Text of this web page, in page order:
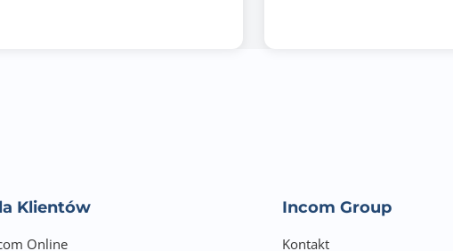
Klientów
Online
Incom Group
Kontakt